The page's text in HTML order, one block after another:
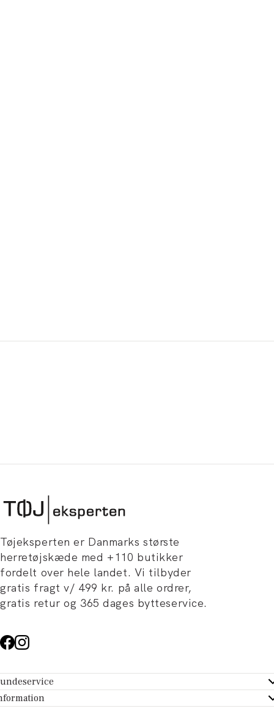
Tøjeksperten er Danmarks største
herretøjskæde med +110 butikker
fordelt over hele landet. Vi tilbyder
gratis fragt v/ 499 kr. på alle ordrer,
gratis retur og 365 dages bytteservice.
- Hjælpecenter
Tøjeksperten